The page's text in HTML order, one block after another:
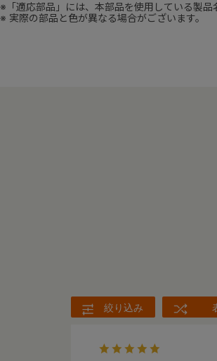
※「適応部品」には、本部品を使用している製
※ 実際の部品と色が異なる場合がございます。
絞り込み